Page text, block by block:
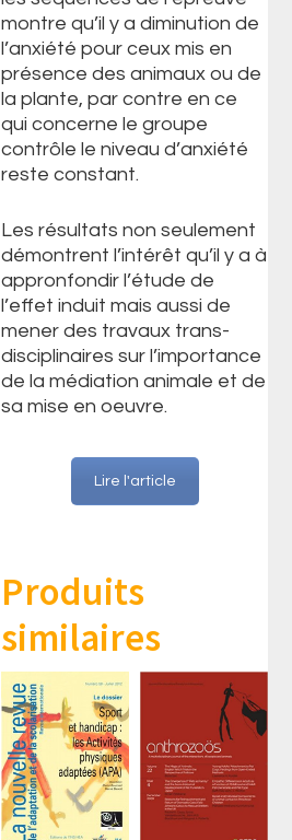
montre qu’il y a diminution de
l’anxiété pour ceux mis en
présence des animaux ou de
la plante, par contre en ce
qui concerne le groupe
contrôle le niveau d’anxiété
reste constant.
Les résultats non seulement
démontrent l’intérêt qu’il y a à
appronfondir l’étude de
l’effet induit mais aussi de
mener des travaux trans-
disciplinaires sur l’importance
de la médiation animale et de
sa mise en oeuvre.
Lire l'article
Produits
similaires